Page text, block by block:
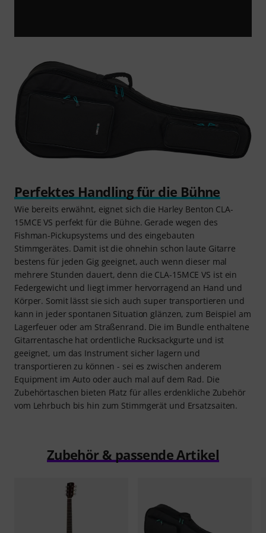
Perfektes Handling für die Bühne
Wie bereits erwähnt, eignet sich die Harley Benton CLA-
15MCE VS perfekt für die Bühne. Gerade wegen des
Fishman-Pickupsystems und des eingebauten
Stimmgerätes. Damit ist die ohnehin schon laute Gitarre
bestens für jeden Gig geeignet, auch wenn dieser mal
mehrere Stunden dauert, denn die CLA-15MCE VS ist ein
Federgewicht und liegt immer hervorragend an Hand und
Körper. Somit lässt sie sich auch super transportieren und
kann in jeder spontanen Situation glänzen, zum Beispiel am
Lagerfeuer oder am Straßenrand. Die im Bundle enthaltene
Gitarrentasche hat ordentliche Rucksackgurte und ist
geeignet, um das Instrument sicher lagern und
transportieren zu können - sei es zwischen anderem
Equipment im Auto oder auch mal auf dem Rad. Die
Zubehörtaschen bieten Platz für alles erdenkliche Zubehör
vom Lehrbuch bis hin zum Stimmgerät und Ersatzsaiten.
Zubehör & passende Artikel